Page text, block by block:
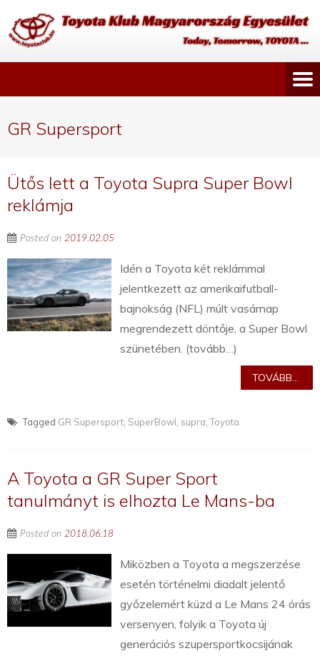
GR Supersport
Ütős lett a Toyota Supra Super Bowl
reklámja
Posted on 2019.02.05
Idén a Toyota két reklámmal
jelentkezett az amerikaifutball-
bajnokság (NFL) múlt vasárnap
megrendezett döntője, a Super Bowl
szünetében. (tovább…)
TOVÁBB...
Tagged GR Supersport SuperBowl supra ,Toyota
A Toyota a GR Super Sport
tanulmányt is elhozta Le Mans-ba
Posted on 2018.06.18
Miközben a Toyota a megszerzése
esetén történelmi diadalt jelentő
győzelemért küzd a Le Mans 24 órás
versenyen, folyik a Toyota új
generációs szupersportkocsijának